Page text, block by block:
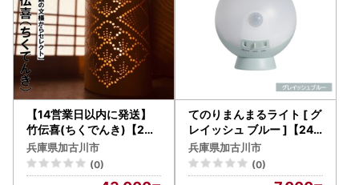
【14営業日以内に発送】
竹伝喜(ちくでんき)【2種
類の文様からセレクト】【
2604M17102】
兵庫県加古川市
(0)
てのりまんまるライト [ グ
レイッシュ ブルー ]【240
0O10833_01】
兵庫県加古川市
(0)